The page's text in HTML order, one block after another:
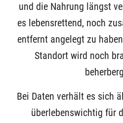
und die Nahrung längst
es lebensrettend, noch
entfernt angelegt zu
Standort wird noch
Bei Daten verhält es sich
überlebenswichtig für